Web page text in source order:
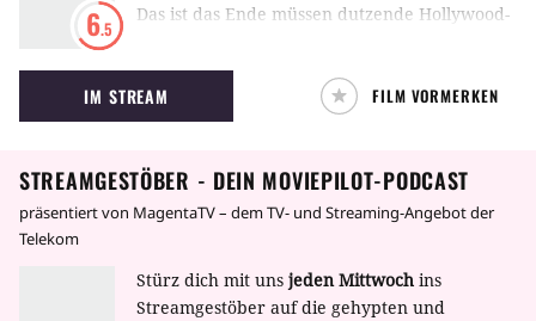
6.5
Das ist das Ende müssen dutzende Hollywood-
von Seth Rogen und Evan Goldberg den
Weltuntergang überleben.
IM STREAM FILM VORMERKEN
STREAMGESTÖBER - DEIN MOVIEPILOT-PODCAST
präsentiert von MagentaTV – dem TV- und Streaming-Angebot der
Telekom
Stürz dich mit uns jeden Mittwoch ins
Streamgestöber auf die gehypten und